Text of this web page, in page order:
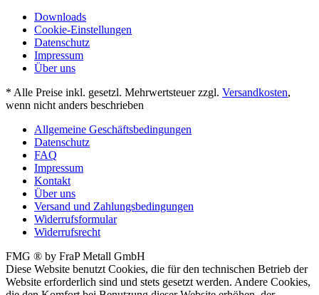
Downloads
Cookie-Einstellungen
Datenschutz
Impressum
Über uns
* Alle Preise inkl. gesetzl. Mehrwertsteuer zzgl. Versandkosten,
wenn nicht anders beschrieben
Allgemeine Geschäftsbedingungen
Datenschutz
FAQ
Impressum
Kontakt
Über uns
Versand und Zahlungsbedingungen
Widerrufsformular
Widerrufsrecht
FMG ® by FraP Metall GmbH
Diese Website benutzt Cookies, die für den technischen Betrieb der
Website erforderlich sind und stets gesetzt werden. Andere Cookies,